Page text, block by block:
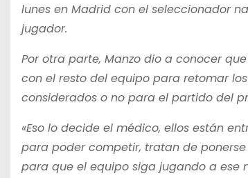
lunes en Madrid con el seleccionador
jugador.
Por otra parte, Manzo dio a conocer
con el resto del equipo para retomar
considerados o no para el partido del
«Eso lo decide el médico, ellos están
para poder competir, tratan de
para que el equipo siga jugando a ese